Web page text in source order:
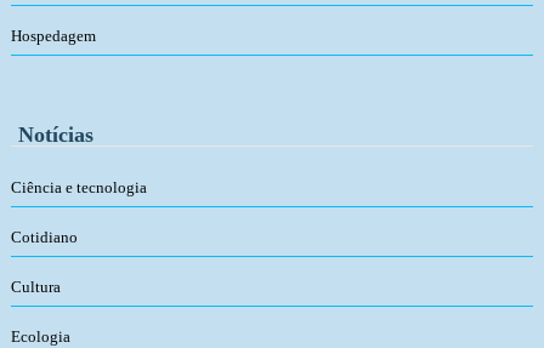
Hospedagem
Notícias
Ciência e tecnologia
Cotidiano
Cultura
Ecologia